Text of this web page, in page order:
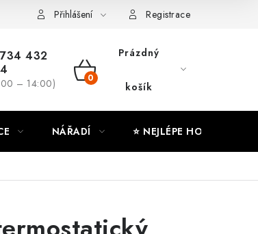
Moje objednávka
Přihlášení Registrace
432
– 14:00)
NÁKUPNÍ
Prázdný
košík
NÁŘADÍ ⭐ NEJLÉPE HODNOCENÉ